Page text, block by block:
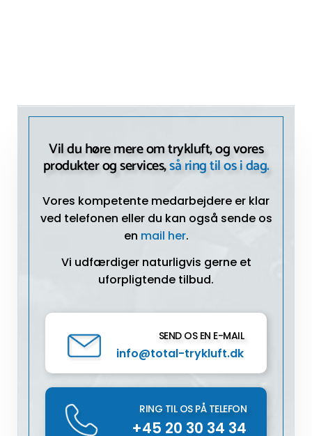
Vil du høre mere om trykluft, og vores
produkter og services,så ring til os i dag.
Vores kompetente medarbejdere er klar
ved telefonen eller du kan også sende os
en mail her.
Vi udfærdiger naturligvis gerne et
uforpligtende tilbud.
SEND OS EN E-MAIL
info@total-trykluft.dk
RING TIL OS PÅ TELEFON
+45 20 30 34 34